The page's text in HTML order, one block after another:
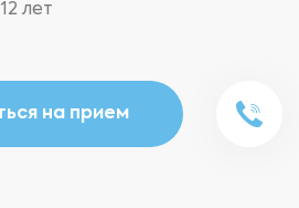
12 лет
на прием